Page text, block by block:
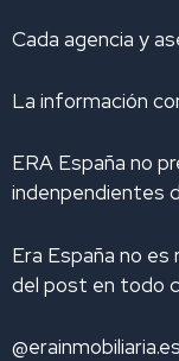
k
e
i
b
o
Cada agencia y
La información
ERA España no
indenpendientes
Era España no
del post en todo